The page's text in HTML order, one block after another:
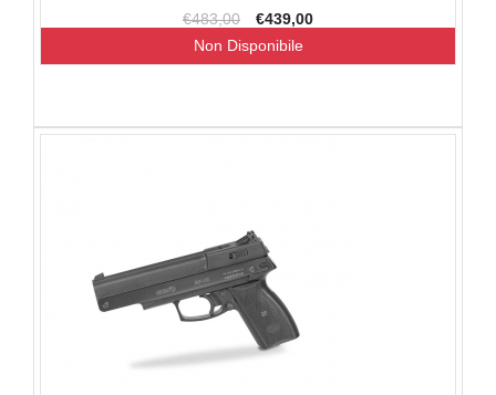
€483,00 €439,00
Non Disponibile